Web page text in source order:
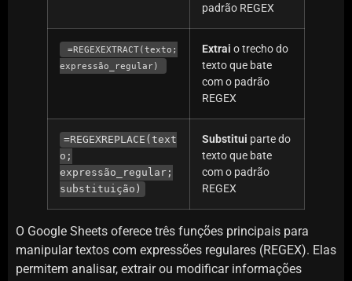
padrão REGEX
=REGEXEXTRACT(texto;
expressão_regular)
Extrai o trecho do
texto que bate
com o padrão
REGEX
=REGEXREPLACE(text
o;
expressão_regular;
substituição)
Substitui parte do
texto que bate
com o padrão
REGEX
O Google Sheets oferece três funções principais para
manipular textos com expressões regulares (REGEX). Elas
permitem analisar, extrair ou modificar informações